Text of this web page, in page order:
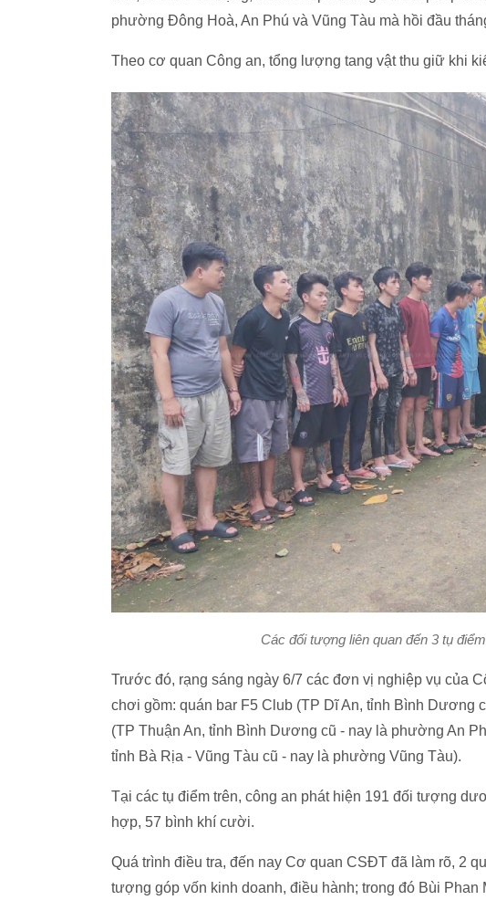
phường Đông Hoà, An Phú và Vũng Tàu mà hồi đầu
Theo cơ quan Công an, tổng lượng tang vật thu giữ khi
Các đối tượng liên quan đến 3 tụ
Trước đó, rạng sáng ngày 6/7 các đơn vị nghiệp vụ của
chơi gồm: quán bar F5 Club (TP Dĩ An, tỉnh Bình Dương
(TP Thuận An, tỉnh Bình Dương cũ - nay là phường An
tỉnh Bà Rịa - Vũng Tàu cũ - nay là phường Vũng Tàu).
Tại các tụ điểm trên, công an phát hiện 191 đối tượng
hợp, 57 bình khí cười.
Quá trình điều tra, đến nay Cơ quan CSĐT đã làm rõ, 2
tượng góp vốn kinh doanh, điều hành; trong đó Bùi Phan